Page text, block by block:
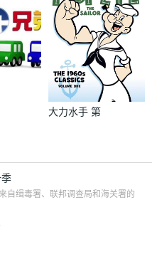
大力水手 第
自缉毒署、联邦调查局和海关署的